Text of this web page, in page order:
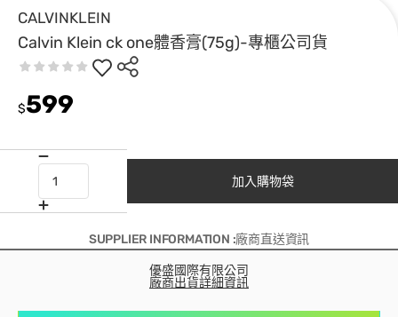
CALVINKLEIN
Calvin Klein ck one體香膏(75g)-專櫃公司貨
$599
加入購物袋
SUPPLIER INFORMATION :廠商直送資訊
優盛國際有限公司
廠商出貨詳細資訊